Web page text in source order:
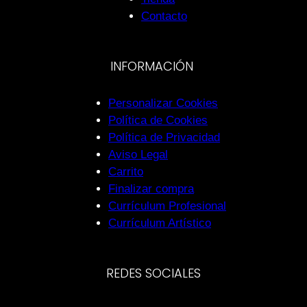
Contacto
INFORMACIÓN
Personalizar Cookies
Política de Cookies
Política de Privacidad
Aviso Legal
Carrito
Finalizar compra
Currículum Profesional
Currículum Artístico
REDES SOCIALES